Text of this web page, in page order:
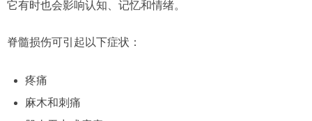
它有时也会影响认知、记忆和情绪。
脊髓损伤可引起以下症状：
疼痛
麻木和刺痛